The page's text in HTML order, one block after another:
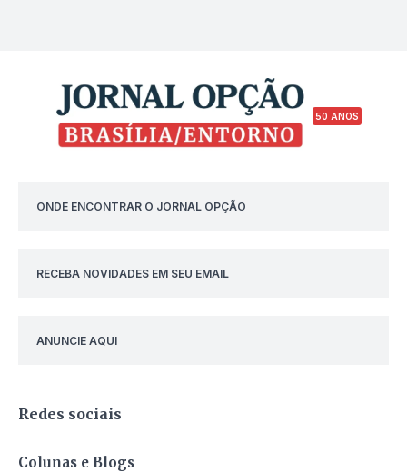
50 ANOS
ONDE ENCONTRAR O JORNAL OPÇÃO
RECEBA NOVIDADES EM SEU EMAIL
ANUNCIE AQUI
Redes sociais
Colunas e Blogs